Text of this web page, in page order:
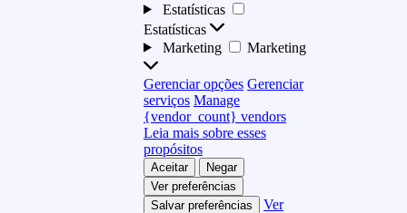
Estatísticas
Estatísticas
Marketing
Marketing
Gerenciar opções Gerenciar
serviços Manage
{vendor_count} vendors
Leia mais sobre esses
propósitos
Aceitar
Negar
Ver preferências
Salvar preferências
Ver